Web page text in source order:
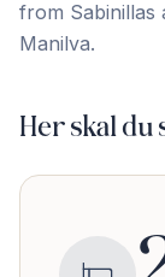
from Sabinillas
‌Manilva.
Her skal du